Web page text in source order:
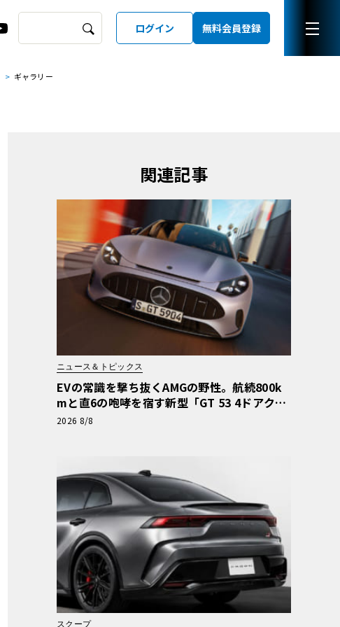
ログイン 無料会員登録
ギャラリー
関連記事
ニュース＆トピックス
EVの常識を撃ち抜くAMGの野性。航続800k
mと直6の咆哮を宿す新型「GT 53 4ドアクー
ペ」
2026 8/8
スクープ